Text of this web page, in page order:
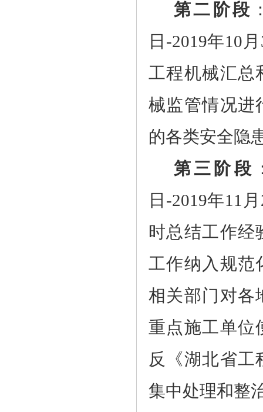
第二阶段
日 -2019年10 月
工程机械汇总
械监管情况进
的各类安全隐
第三阶段
日 -2019年11 月
时总结工作经
工作纳入规范
相关部门对各
重点施工单位
反《湖北省工
集中处理和整